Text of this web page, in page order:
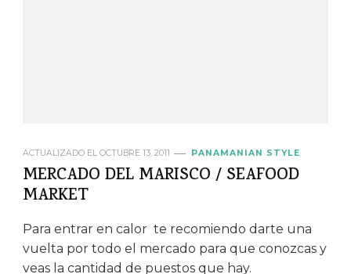
ACTUALIZADO EL OCTUBRE 13, 2011 PANAMANIAN STYLE
MERCADO DEL MARISCO / SEAFOOD
MARKET
Para entrar en calor te recomiendo darte una
vuelta por todo el mercado para que conozcas y
veas la cantidad de puestos que hay.